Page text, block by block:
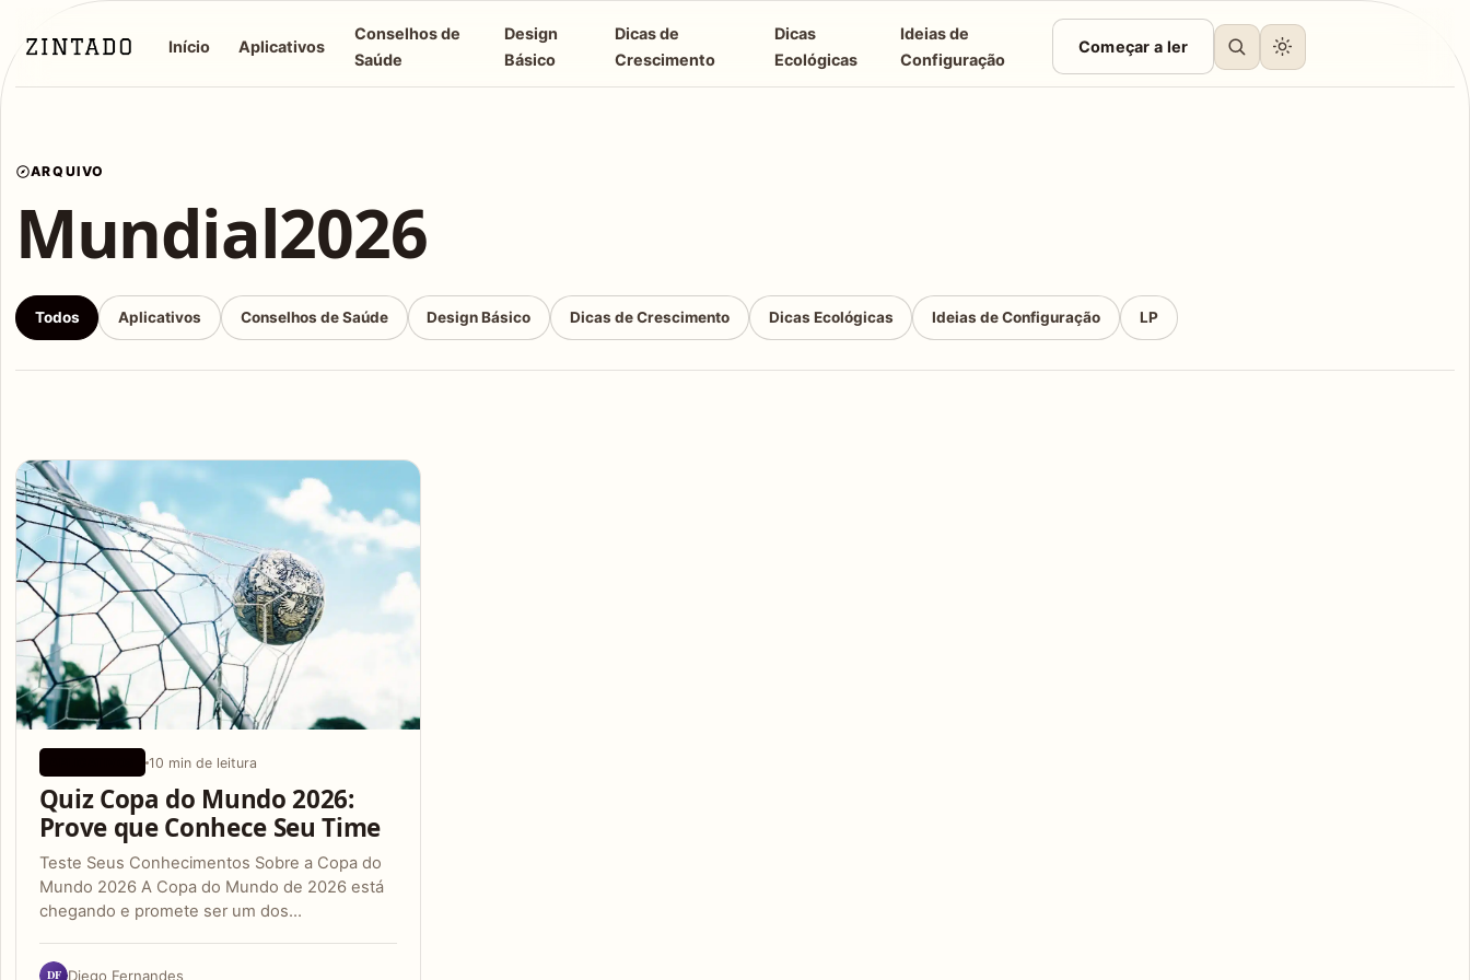
Início Aplicativos
Conselhos de
Saúde
Design
Básico
Dicas de
Crescimento
Dicas
Ecológicas
Ideias de
Configuração
Começar a ler
ARQUIVO
Mundial2026
Todos Aplicativos Conselhos de Saúde Design Básico Dicas de Crescimento Dicas Ecológicas Ideias de Configuração LP
Articles
10 min de leitura
Quiz Copa do Mundo 2026:
Prove que Conhece Seu Time
Teste Seus Conhecimentos Sobre a Copa do
Mundo 2026 A Copa do Mundo de 2026 está
chegando e promete ser um dos…
DF Diego Fernandes